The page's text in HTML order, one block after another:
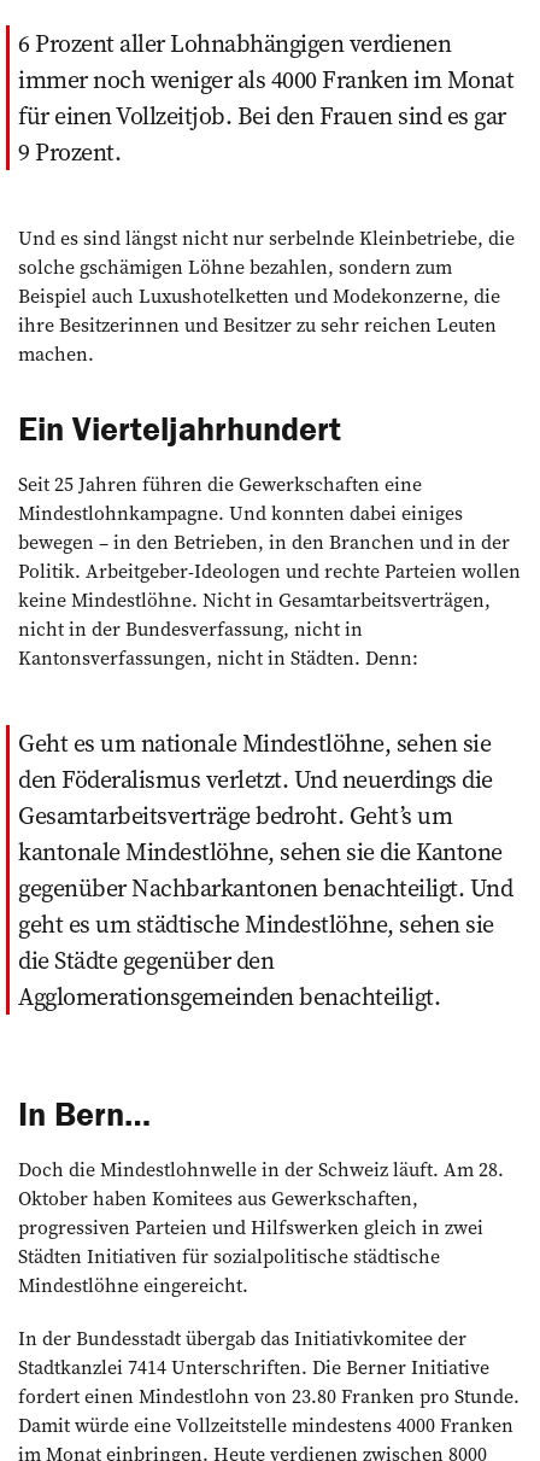
6 Prozent aller Lohnabhängigen verdienen
immer noch weniger als 4000 Franken im Monat
für einen Vollzeitjob. Bei den Frauen sind es gar
9 Prozent.
Und es sind längst nicht nur serbelnde Kleinbetriebe, die
solche gschämigen Löhne bezahlen, sondern zum
Beispiel auch ­Luxushotelketten und Modekonzerne, die
ihre Besitzerinnen und Besitzer zu sehr reichen Leuten
machen.
Ein Vierteljahrhundert
Seit 25 Jahren führen die Gewerkschaften eine
Mindestlohnkampagne. Und konnten dabei einiges
bewegen – in den Betrieben, in den Branchen und in der
Politik. Arbeitgeber-Ideologen und rechte Parteien wollen
keine Mindestlöhne. Nicht in Gesamtarbeitsverträgen,
nicht in der Bundesverfassung, nicht in
Kantonsverfassungen, nicht in Städten. Denn:
Geht es um nationale Mindestlöhne, sehen sie
den Föderalismus verletzt. Und neuerdings die
Gesamtarbeitsverträge bedroht. Geht’s um
kantonale Mindestlöhne, sehen sie die Kantone
gegenüber Nachbarkantonen benachteiligt. Und
geht es um städtische Mindestlöhne, sehen sie
die Städte gegenüber den
Agglomerationsgemeinden benachteiligt.
In Bern…
Doch die Mindestlohnwelle in der Schweiz läuft. Am 28.
Oktober haben Komitees aus Gewerkschaften,
progressiven Parteien und Hilfswerken gleich in zwei
Städten Initiativen für sozialpolitische städtische
Mindestlöhne eingereicht.
In der Bundesstadt übergab das Initiativkomitee der
Stadtkanzlei 7414 Unterschriften. Die Berner Initiative
fordert einen Mindestlohn von 23.80 Franken pro Stunde.
Damit würde eine Vollzeitstelle mindestens 4000 Franken
im Monat einbringen. Heute verdienen zwischen 8000